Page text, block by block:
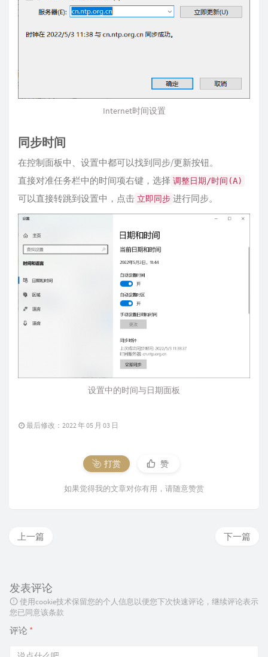
Internet时间设置
同步时间
在控制面板中、设置中都可以找到同步/更新按钮。
直接对准任务栏中的时间项右键，选择 调整日期/时间(A)
可以直接转跳到设置中，点击 立即同步 进行同步。
设置中的时间与日期面板
最后修改：2022 年 05 月 03 日
打赏 赞
如果觉得我的文章对你有用，请随意赞赏
下一篇
上一篇
发表评论
使用cookie技术保留您的个人信息以便您下次快速评论，继续评论表示
您已同意该条款
评论 *